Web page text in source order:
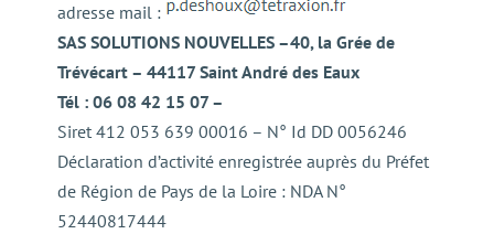
adresse mail :
SAS SOLUTIONS NOUVELLES –40, la Grée de
Trévécart – 44117 Saint André des Eaux
Tél : 06 08 42 15 07 –
Siret 412 053 639 00016 – N° Id DD 0056246
Déclaration d’activité enregistrée auprès du Préfet
de Région de Pays de la Loire : NDA N°
52440817444